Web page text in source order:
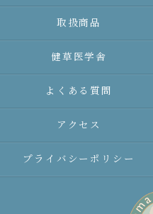
取扱商品
健草医学舎
よくある質問
アクセス
プライバシーポリシー